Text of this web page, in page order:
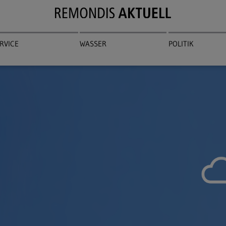
WASSER POLITIK